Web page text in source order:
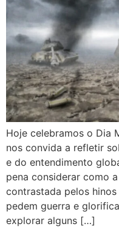
Hoje celebramos o Dia
nos convida a refletir
e do entendimento
pena considerar como
contrastada pelos
pedem guerra e
explorar alguns […]